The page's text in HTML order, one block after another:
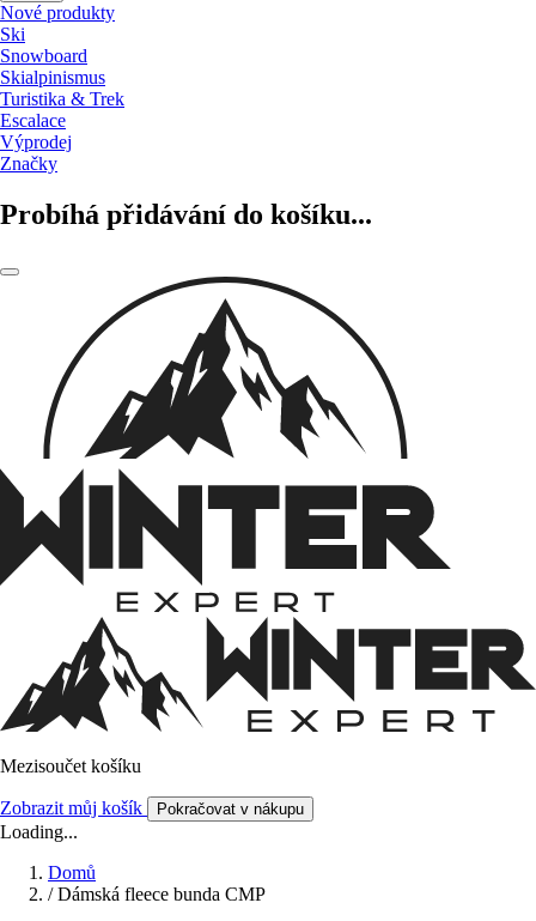
Nové produkty
Ski
Snowboard
Skialpinismus
Turistika & Trek
Escalace
Výprodej
Značky
Probíhá přidávání do košíku...
Mezisoučet košíku
Zobrazit můj košík Pokračovat v nákupu
Loading...
Domů
/ Dámská fleece bunda CMP